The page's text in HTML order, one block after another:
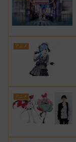
アニメ
アニメ